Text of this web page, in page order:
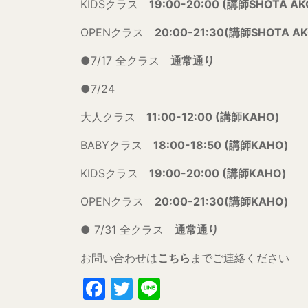
KIDSクラス 19:00-20:00 (講師SHOTA
OPENクラス 20:00-21:30(講師SHOTA
●7/17 全クラス 通常通り
●7/24
大人クラス 11:00-12:00 (講師KAHO)
BABYクラス 18:00-18:50 (講師KAHO)
KIDSクラス 19:00-20:00 (講師KAHO)
OPENクラス 20:00-21:30(講師KAHO)
● 7/31 全クラス 通常通り
お問い合わせはこちら までご連絡ください
Facebook
Twitter